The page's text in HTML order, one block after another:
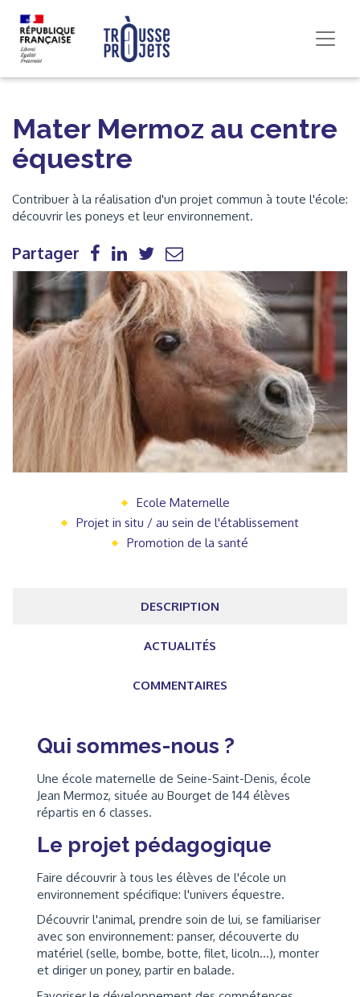
Mater Mermoz au centre
équestre
Contribuer à la réalisation d'un projet commun à toute l'école:
découvrir les poneys et leur environnement.
Partager
Ecole Maternelle
Projet in situ / au sein de l'établissement
Promotion de la santé
DESCRIPTION
ACTUALITÉS
COMMENTAIRES
Qui sommes-nous ?
Une école maternelle de Seine-Saint-Denis, école
Jean Mermoz, située au Bourget de 144 élèves
répartis en 6 classes.
Le projet pédagogique
Faire découvrir à tous les élèves de l'école un
environnement spécifique: l'univers équestre.
Découvrir l'animal, prendre soin de lui, se familiariser
avec son environnement: panser, découverte du
matériel (selle, bombe, botte, filet, licoln...), monter
et diriger un poney, partir en balade.